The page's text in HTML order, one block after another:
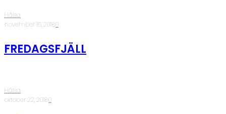
Hälsa
·november 16, 2018·0
FREDAGSFJÄLL
Hälsa
·oktober 22, 2018·0